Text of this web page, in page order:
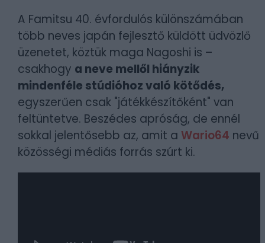
A Famitsu 40. évfordulós különszámában
több neves japán fejlesztő küldött üdvözlő
üzenetet, köztük maga Nagoshi is –
csakhogy a neve mellől hiányzik
mindenféle stúdióhoz való kötődés,
egyszerűen csak "játékkészítőként" van
feltüntetve. Beszédes apróság, de ennél
sokkal jelentősebb az, amit a Wario64 nevű
közösségi médiás forrás szúrt ki.